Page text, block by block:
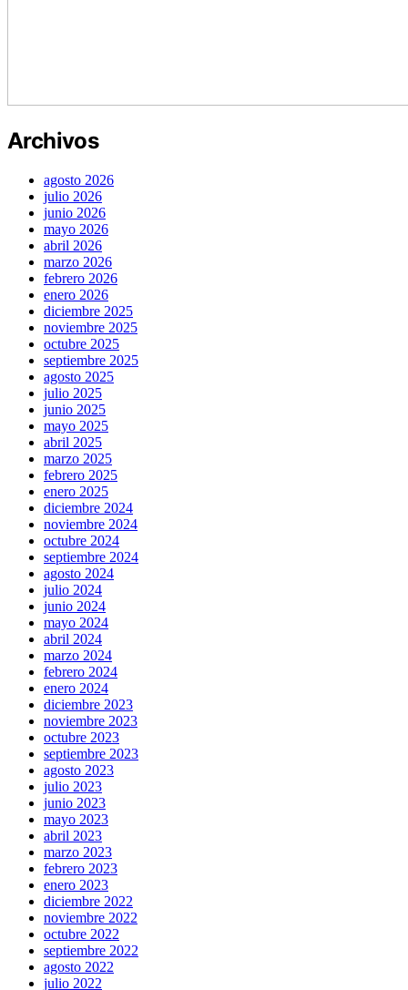
Archivos
agosto 2026
julio 2026
junio 2026
mayo 2026
abril 2026
marzo 2026
febrero 2026
enero 2026
diciembre 2025
noviembre 2025
octubre 2025
septiembre 2025
agosto 2025
julio 2025
junio 2025
mayo 2025
abril 2025
marzo 2025
febrero 2025
enero 2025
diciembre 2024
noviembre 2024
octubre 2024
septiembre 2024
agosto 2024
julio 2024
junio 2024
mayo 2024
abril 2024
marzo 2024
febrero 2024
enero 2024
diciembre 2023
noviembre 2023
octubre 2023
septiembre 2023
agosto 2023
julio 2023
junio 2023
mayo 2023
abril 2023
marzo 2023
febrero 2023
enero 2023
diciembre 2022
noviembre 2022
octubre 2022
septiembre 2022
agosto 2022
julio 2022